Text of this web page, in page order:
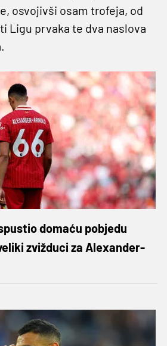
osvojivši osam trofeja, od
Ligu prvaka te dva naslova
domaću pobjedu
zvižduci za Alexander-